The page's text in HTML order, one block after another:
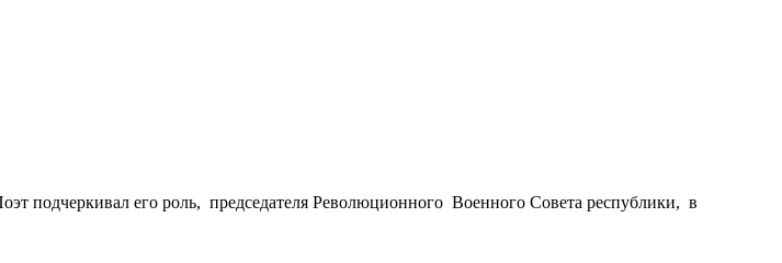
подчеркивал его роль, председателя Революционного Военного Совета республики, в